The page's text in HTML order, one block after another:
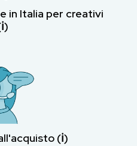
in Italia per creativi
(ℹ︎)